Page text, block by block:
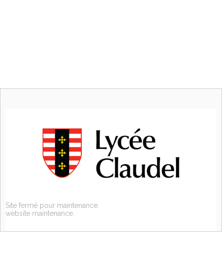
Site fermé pour maintenance.
website maintenance.